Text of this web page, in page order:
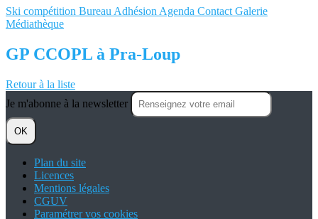
Ski compétition Bureau Adhésion Agenda Contact Galerie
Médiathèque
GP CCOPL à Pra-Loup
Retour à la liste
Je m'abonne à la newsletter
OK
Plan du site
Licences
Mentions légales
CGUV
Paramétrer vos cookies